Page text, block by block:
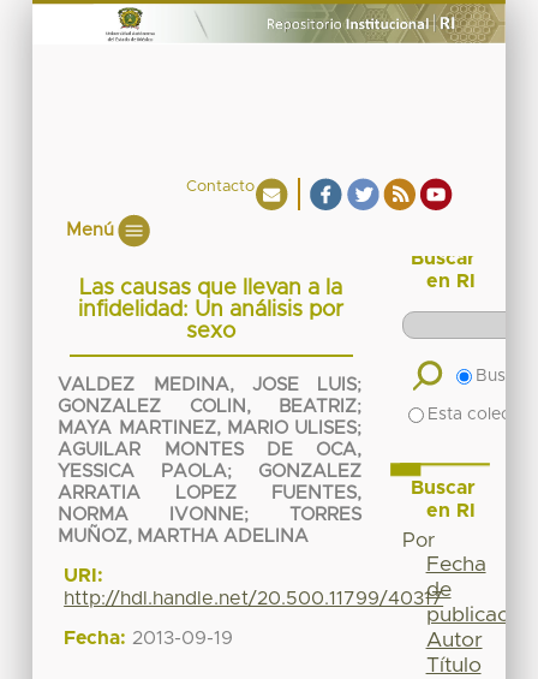
Contacto
Menú
Las causas que llevan a la
infidelidad: Un análisis por
sexo
VALDEZ MEDINA, JOSE LUIS;
GONZALEZ COLIN, BEATRIZ;
MAYA MARTINEZ, MARIO ULISES;
AGUILAR MONTES DE OCA,
YESSICA PAOLA; GONZALEZ
ARRATIA LOPEZ FUENTES,
NORMA IVONNE;
TORRES
MUÑOZ, MARTHA ADELINA
URI:
http://hdl.handle.net/20.500.11799/40317
Fecha: 2013-09-19
Buscar
en RI
Buscar
Esta
Buscar
en RI
Por
Fecha
de
publicación
Autor
Título